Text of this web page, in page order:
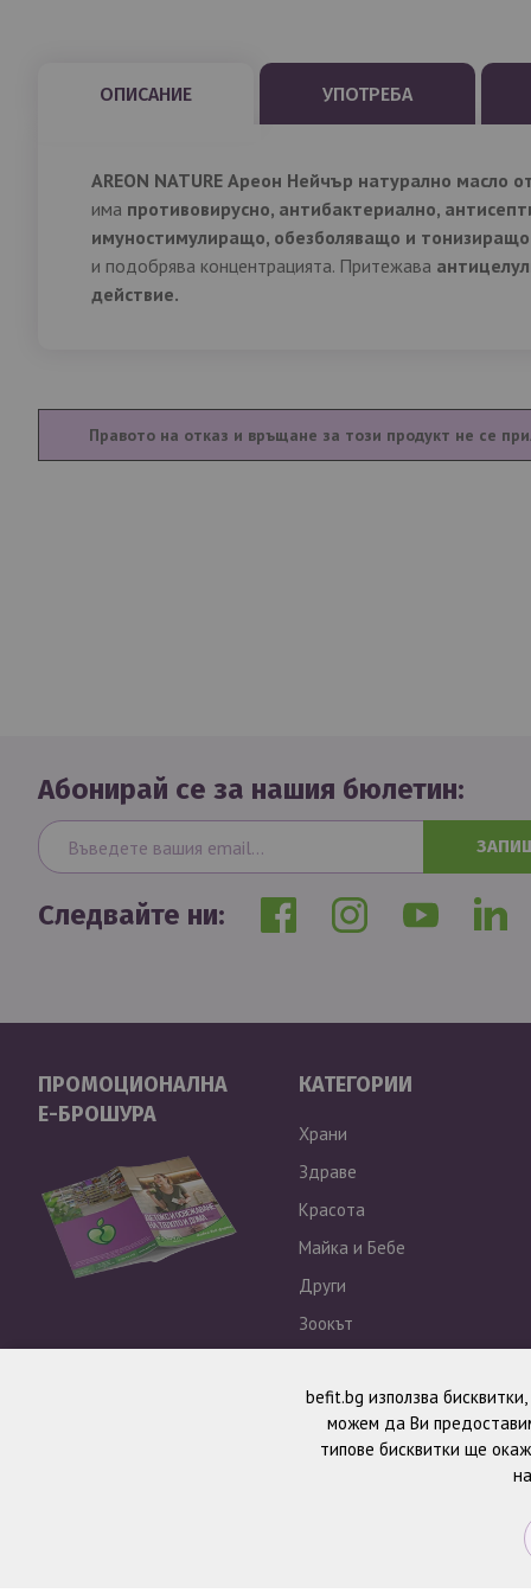
ОПИСАНИЕ
AREON NATURE Ареон Нейчър натурално масло
има противовирусно, антибактериално,
имуностимулиращо, обезболяващо и
и подобрява концентрацията. Притежава
действие.
УПОТРЕБА
Правото на отказ и връщане за този продукт не се
Абонирай се за нашия бюлетин:
Следвайте ни:
ПРОМОЦИОНАЛНА
Е-БРОШУРА
КАТЕГОРИИ
Храни
Здраве
Красота
Майка и Бебе
Други
Зоокът
© 2026
befit.bg използва
можем да Ви
типове бисквитки ще